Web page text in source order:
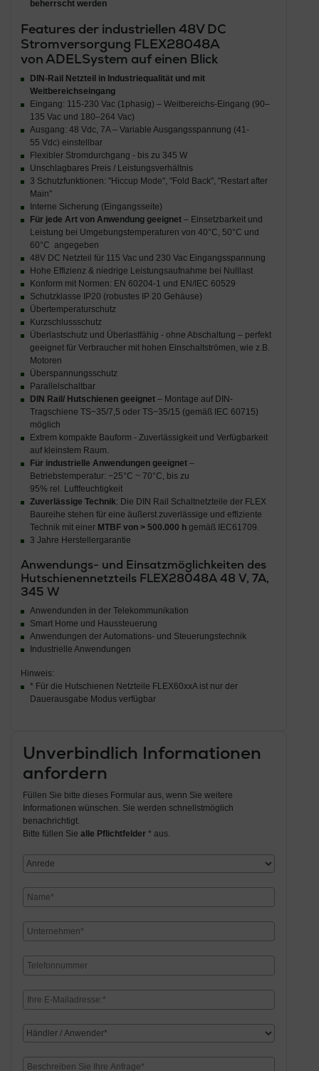
beherrscht werden
Features der industriellen 48V DC
Stromversorgung FLEX28048A
von ADELSystem auf einen Blick
DIN-Rail Netzteil in Industriequalität und mit
Weitbereichseingang
Eingang: 115-230 Vac (1phasig) – Weitbereichs-Eingang (90–
135 Vac und 180–264 Vac)
Ausgang: 48 Vdc, 7A – Variable Ausgangsspannung (41-
55 Vdc) einstellbar
Flexibler Stromdurchgang - bis zu 345 W
Unschlagbares Preis / Leistungsverhältnis
3 Schutzfunktionen: "Hiccup Mode", "Fold Back", "Restart after
Main"
Interne Sicherung (Eingangsseite)
Für jede Art von Anwendung geeignet– Einsetzbarkeit und
Leistung bei Umgebungs­temperaturen von 40°C, 50°C und
60°C angegeben
48V DC Netzteil für 115 Vac und 230 Vac Eingangsspannung
Hohe Effizienz & niedrige Leistungsaufnahme bei Nulllast
Konform mit Normen: EN 60204-1 und EN/IEC 60529
Schutzklasse IP20 (robustes IP 20 Gehäuse)
Übertemperaturschutz
Kurzschlussschutz
Überlastschutz und Überlastfähig - ohne Abschaltung – perfekt
geeignet für Verbraucher mit hohen Einschaltströmen, wie z.B.
Motoren
Überspannungsschutz
Parallelschaltbar
DIN Rail/ Hutschienen geeignet– Montage auf DIN-
Tragschiene TS−35/7,5 oder TS−35/15 (gemäß IEC 60715)
möglich
Extrem kompakte Bauform - Zuverlässigkeit und Verfügbarkeit
auf kleinstem Raum.
Für industrielle Anwendungen geeignet–
Betriebstemperatur: −25°C ~ 70°C, bis zu
95% rel. Luftfeuchtigkeit
Zuverlässige Technik: Die DIN Rail Schaltnetzteile der FLEX
Baureihe stehen für eine äußerst zuverlässige und effiziente
Technik mit einer MTBF von > 500.000 hgemäß IEC61709.
3 Jahre Herstellergarantie
Anwendungs- und Einsatzmöglichkeiten des
Hutschienennetzteils FLEX28048A 48 V, 7A,
345 W
Anwendunden in der Telekommunikation
Smart Home und Haussteuerung
Anwendungen der Automations- und Steuerungstechnik
Industrielle Anwendungen
Hinweis:
* Für die Hutschienen Netzteile FLEX60xxA ist nur der
Dauerausgabe Modus verfügbar
Unverbindlich Informationen
anfordern
Füllen Sie bitte dieses Formular aus, wenn Sie weitere
Informationen wünschen. Sie werden schnellstmöglich
benachrichtigt.
Bitte füllen Sie alle Pflichtfelder * aus.